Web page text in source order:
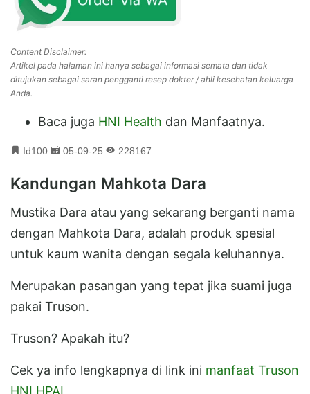
Content Disclaimer:
Artikel pada halaman ini hanya sebagai informasi semata dan tidak
ditujukan sebagai saran pengganti resep dokter / ahli kesehatan keluarga
Anda.
Baca juga HNI Health dan Manfaatnya.
Id100 05-09-25 228167
Kandungan Mahkota Dara
Mustika Dara atau yang sekarang berganti nama
dengan Mahkota Dara, adalah produk spesial
untuk kaum wanita dengan segala keluhannya.
Merupakan pasangan yang tepat jika suami juga
pakai Truson.
Truson? Apakah itu?
Cek ya info lengkapnya di link ini manfaat Truson